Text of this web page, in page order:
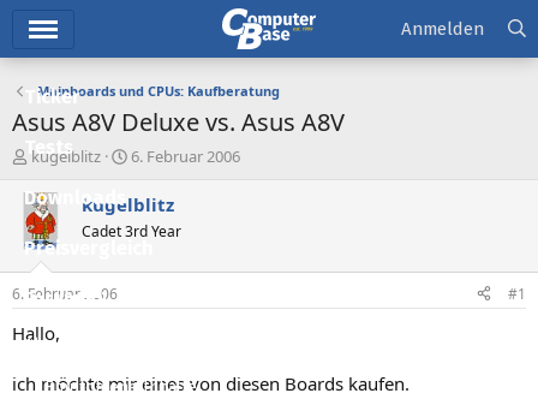
Ticker
Tests
Downloads
Preisvergleich
Forum
Aktuelles
Empfohlene Inhalte
Anmelden
Mainboards und CPUs: Kaufberatung
Asus A8V Deluxe vs. Asus A8V
E
s
t
e
l
e
r
kugelblitz
E
s
e
t
6. Februar 2006
kugelblitz
Cadet 3rd Year
6. Februar 2006 #1
Hallo,
ich möchte mir eines von diesen Boards kaufen.